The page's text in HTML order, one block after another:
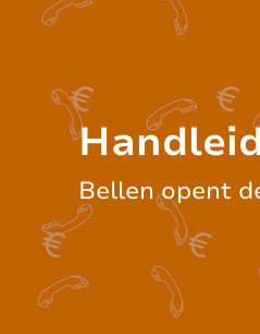
Bellen opent